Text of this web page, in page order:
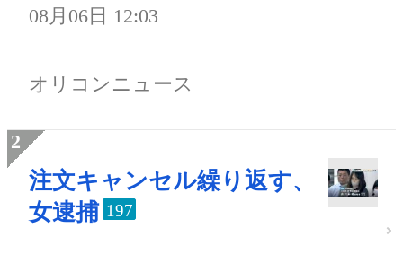
08月06日 12:03
オリコンニュース
注文キャンセル繰り返す、
女逮捕 197